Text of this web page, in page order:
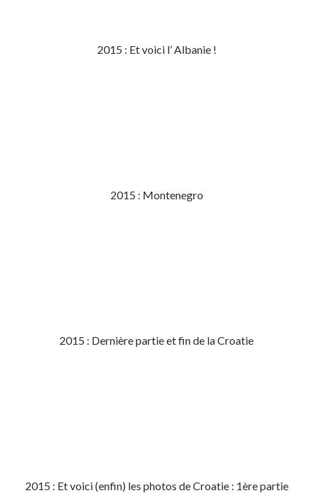
2015 : Et voici l’ Albanie !
2015 : Montenegro
2015 : Dernière partie et fin de la Croatie
2015 : Et voici (enfin) les photos de Croatie : 1ère partie